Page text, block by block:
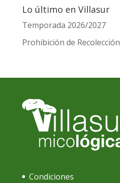
Lo último en Villasur
Temporada 2026/2027
Prohibición de Recolección
Condiciones